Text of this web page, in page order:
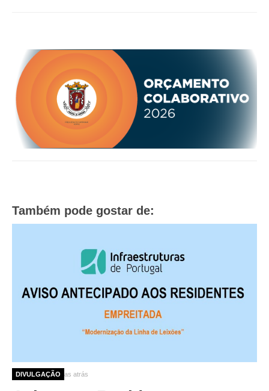
EMPREGO (GIP)
O GABINETE
APOIO AOS DESEMPREGADOS
APOIO ÀS EMPRESAS
Também pode gostar de:
DIVULGAÇÃO
2 meses 3 semanas atrás